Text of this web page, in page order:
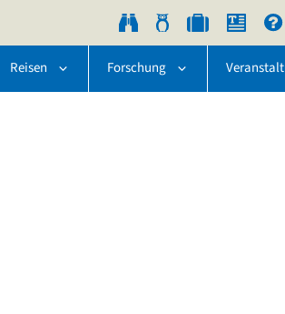
Reisen Forschung